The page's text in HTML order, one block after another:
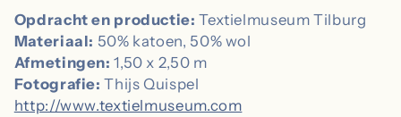
c
t
i
Opdracht en productie: Textielmuseum Tilburg
Materiaal: 50% katoen, 50% wol
Afmetingen: 1,50 x 2,50 m
Fotografie: Thijs Quispel
http://www.textielmuseum.com